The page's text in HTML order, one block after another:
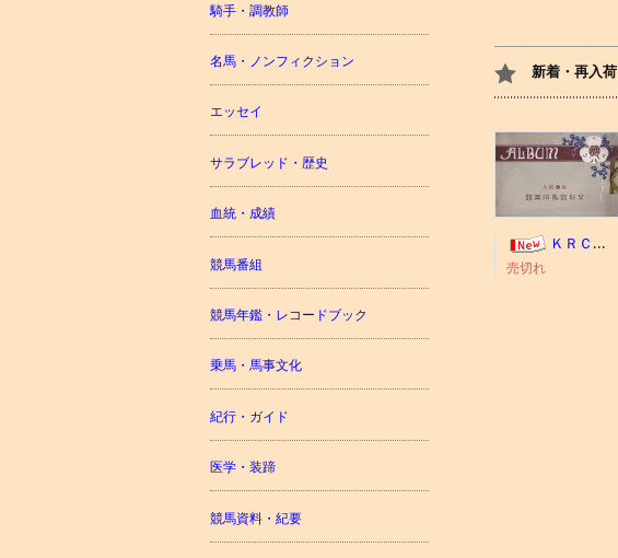
新着・再入荷
ＫＲＣ ＡＬＢＵＭ（京都競馬場写真帖）
売切れ
騎手・調教師
名馬・ノンフィクション
エッセイ
サラブレッド・歴史
血統・成績
競馬番組
競馬年鑑・レコードブック
乗馬・馬事文化
紀行・ガイド
医学・装蹄
競馬資料・紀要